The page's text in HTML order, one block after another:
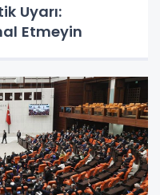
Uyarı:
Etmeyin